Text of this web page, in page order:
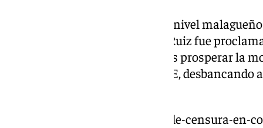
El último de los movimientos a nivel
político socialista José Miguel Ruiz fue
octubre como nuevo alcalde tras prosperar la
conjuntamente por el PP y PSOE,
https://www.101tv.es/mocion-de-censura-en-